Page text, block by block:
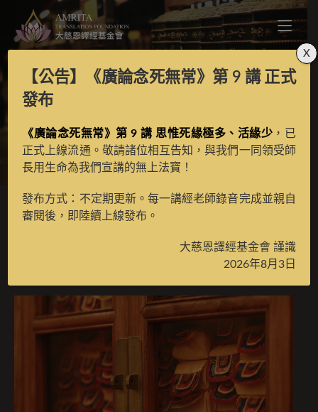
> 月光藏 > 譯場檀越名錄
密咒律還淨儀軌
【公告】 《廣論念死無常》第 9 講正式
發布
《廣論念死無常》第 9 講 思惟死緣極多、活緣少 ，已
正式上線流通。敬請諸位相互告知，與我們一同領受師
長用生命為我們宣講的無上法寶！
發布方式：不定期更新。每一講經老師錄音完成並親自
審閱後，即陸續上線發布。
大慈恩譯經基金會 謹識
2026年8月3日
X